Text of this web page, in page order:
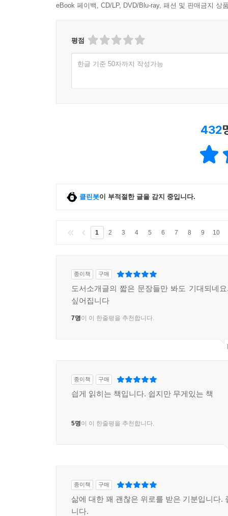
eBook 페이백, CD/LP, DVD/Blu-ray, 패션 및 판매금지 상
평점
한글 기준 50자까지 작성가능
432
클린봇이 부적절한 글을 감지 중입니다.
1 2 3 4 5 6 7 8 9 10
종이책 구매
도서소개글의 짧은 문장들만 봐도 기대되네
싶어집니다
7명이 이 한줄평을 추천합니다.
종이책 구매
싑게 읽히는 책입니다. 쉽지만 무게있는 책
5명이 이 한줄평을 추천합니다.
종이책 구매
삶에 대한 꽤 괜찮은 위로를 받은 기분입니다.
니다.